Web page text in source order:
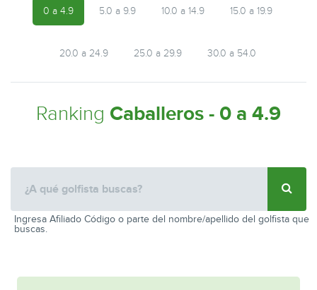
0 a 4.9 5.0 a 9.9 10.0 a 14.9 15.0 a 19.9
20.0 a 24.9 25.0 a 29.9 30.0 a 54.0
Ranking Caballeros - 0 a 4.9
Ingresa Afiliado Código o parte del nombre/apellido del golfista que
buscas.